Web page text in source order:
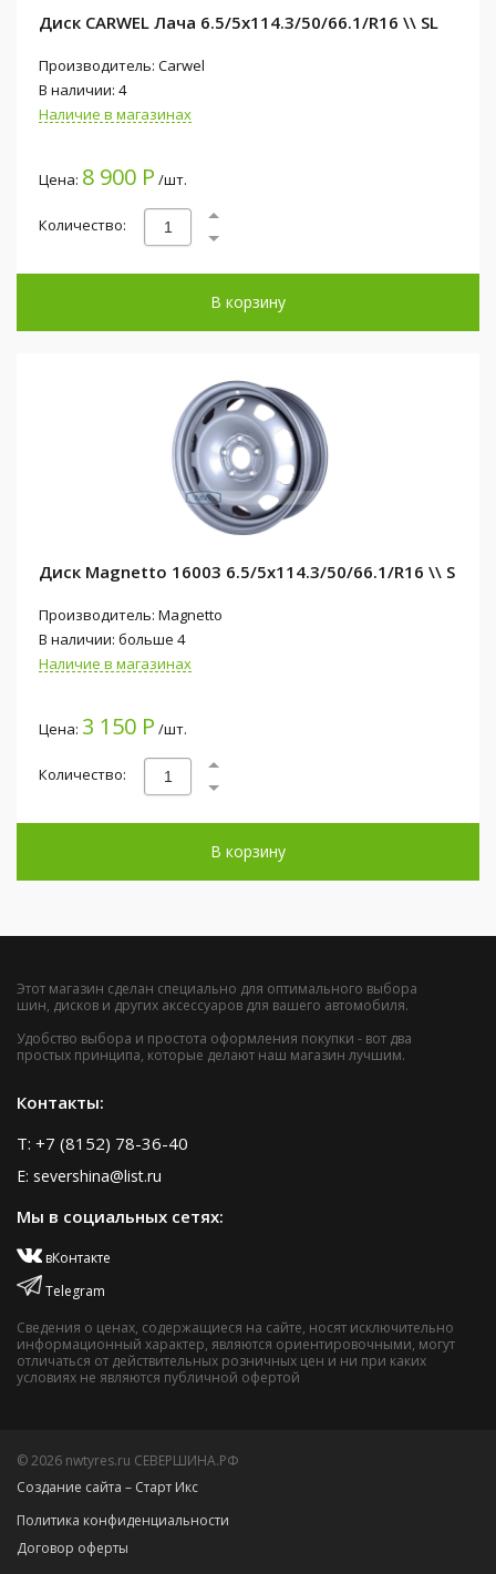
Диск CARWEL Лача 6.5/5x114.3/50/66.1/R16 \\ SL
Производитель: Carwel
В наличии: 4
Наличие в магазинах
Цена: 8 900 Р /шт.
Количество:
В корзину
Диск Magnetto 16003 6.5/5x114.3/50/66.1/R16 \\ S
Производитель: Magnetto
В наличии: больше 4
Наличие в магазинах
Цена: 3 150 Р /шт.
Количество:
В корзину
Этот магазин сделан специально для оптимального выбора
шин, дисков и других аксессуаров для вашего автомобиля.
Удобство выбора и простота оформления покупки - вот два
простых принципа, которые делают наш магазин лучшим.
Контакты:
T: +7 (8152) 78-36-40
E: severshina@list.ru
Мы в социальных сетях:
вКонтакте
Telegram
Сведения о ценах, содержащиеся на сайте, носят исключительно
информационный характер, являются ориентировочными, могут
отличаться от действительных розничных цен и ни при каких
условиях не являются публичной офертой
© 2026 nwtyres.ru СЕВЕРШИНА.РФ
Создание сайта – Старт Икс
Политика конфиденциальности
Договор оферты